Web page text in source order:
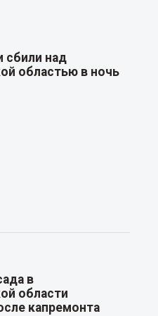
сбили над
областью в ночь
в
области
капремонта